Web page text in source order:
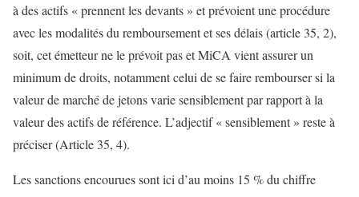
à des actifs « prennent les devants » et prévoient une procédure
avec les modalités du remboursement et ses délais (article 35, 2),
soit, cet émetteur ne le prévoit pas et MiCA vient assurer un
minimum de droits, notamment celui de se faire rembourser si la
valeur de marché de jetons varie sensiblement par rapport à la
valeur des actifs de référence. L’adjectif « sensiblement » reste à
préciser (Article 35, 4).
Les sanctions encourues sont ici d’au moins 15 % du chiffre